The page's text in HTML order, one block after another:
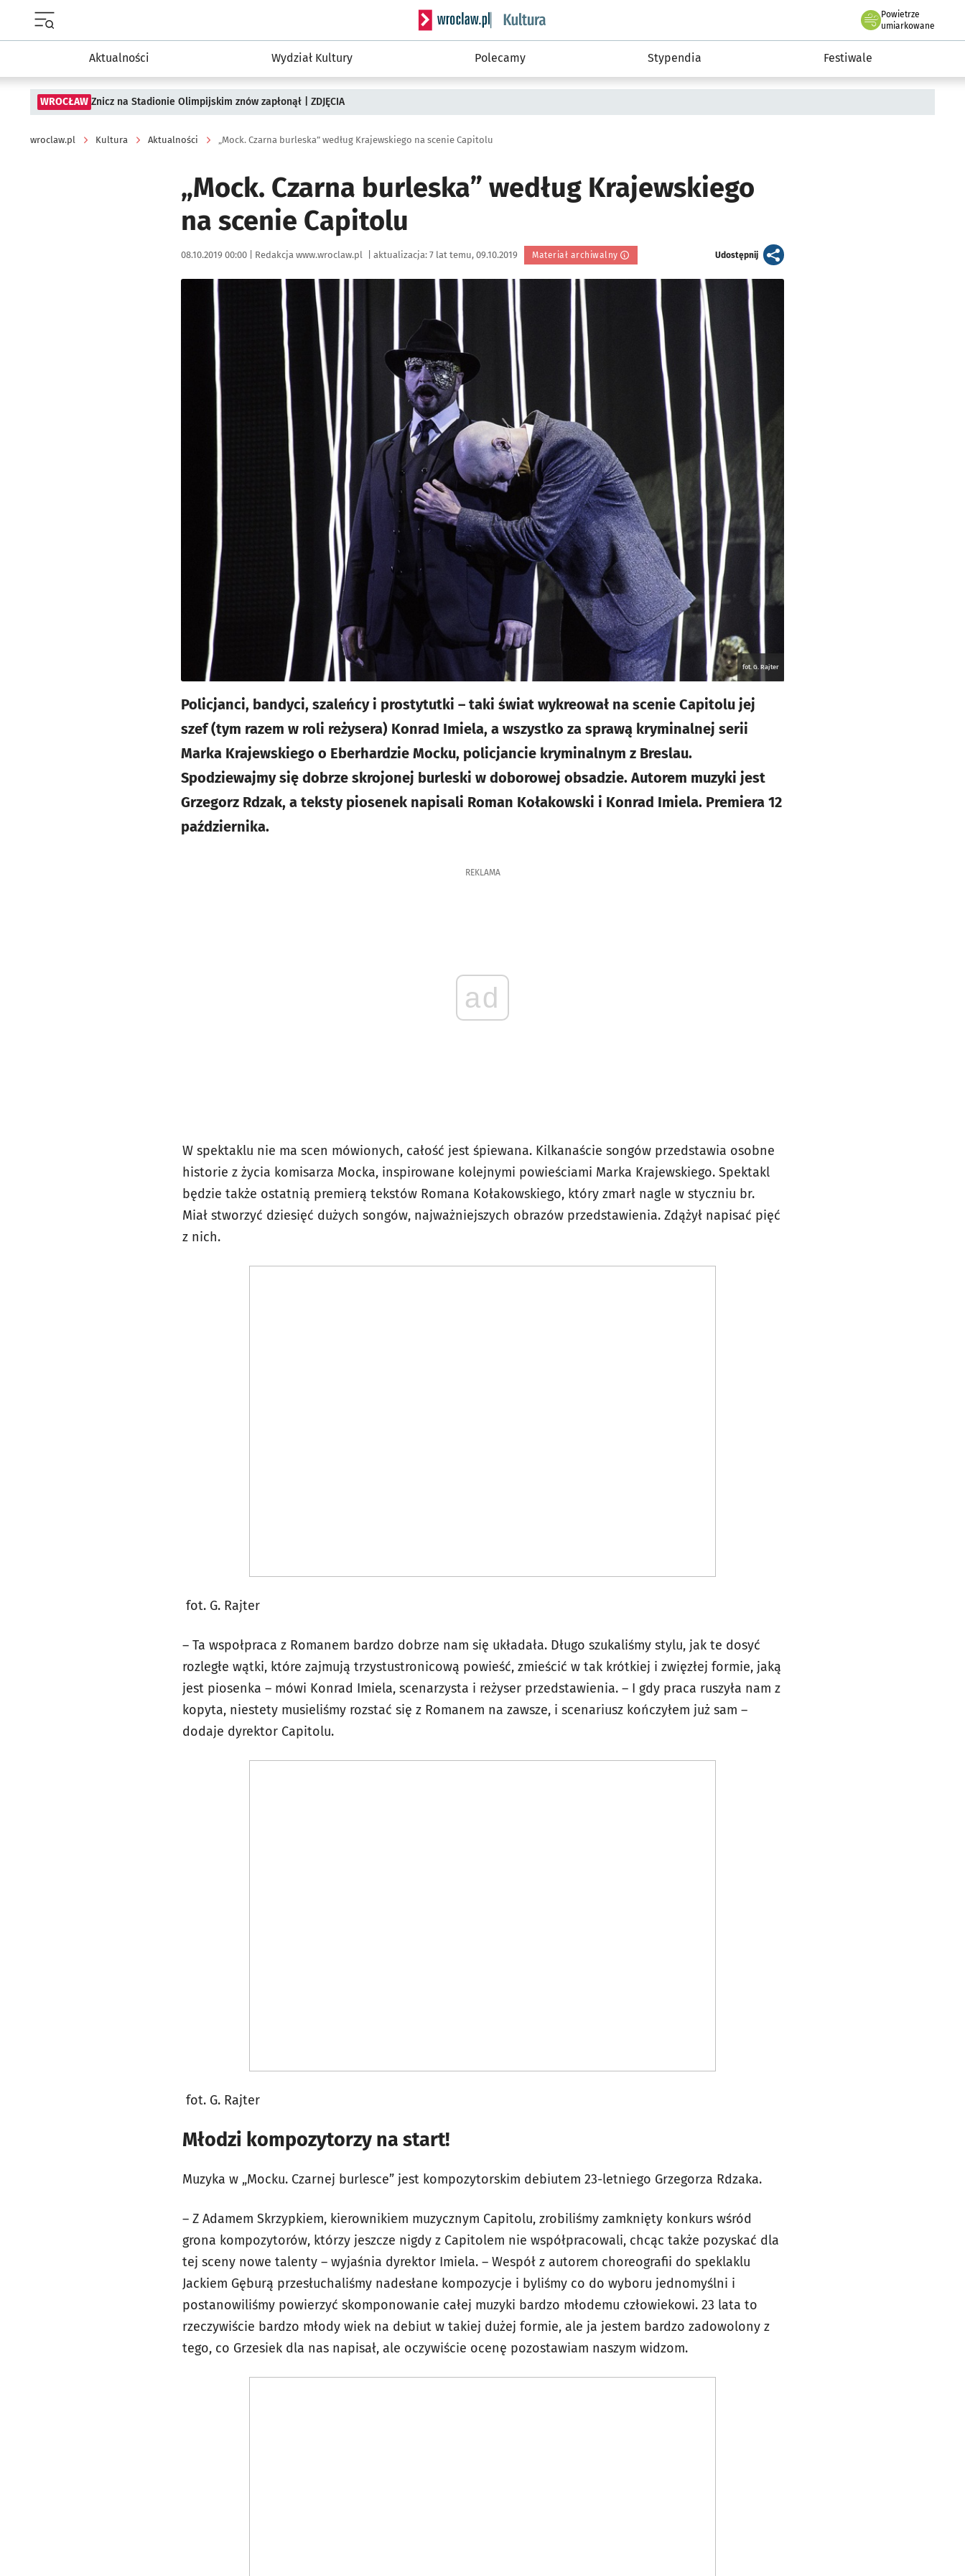
Serwis informacyjny wroclaw.pl podserwis: Kultura
Powietrze
we Wrocławiu
umiarkowane
Aktualności Wydział Kultury Polecamy Stypendia Festiwale
WROCŁAW Znicz na Stadionie Olimpijskim znów zapłonął | ZDJĘCIA
wroclaw.pl Kultura Aktualności „Mock. Czarna burleska” według Krajewskiego na scenie Capitolu
„Mock. Czarna burleska” według Krajewskiego
na scenie Capitolu
Data publikacji:
08.10.2019 00:00 | Autor:
Redakcja www.wroclaw.pl aktualizacja: 7 lat temu, 09.10.2019 Materiał archiwalny Udostępnijartykuł
Kliknij, aby powiększyć
fot. G. Rajter
Policjanci, bandyci, szaleńcy i prostytutki – taki świat wykreował na scenie Capitolu jej
szef (tym razem w roli reżysera) Konrad Imiela, a wszystko za sprawą kryminalnej serii
Marka Krajewskiego o Eberhardzie Mocku, policjancie kryminalnym z Breslau.
Spodziewajmy się dobrze skrojonej burleski w doborowej obsadzie. Autorem muzyki jest
Grzegorz Rdzak, a teksty piosenek napisali Roman Kołakowski i Konrad Imiela. Premiera 12
października.
REKLAMA
ad
W spektaklu nie ma scen mówionych, całość jest śpiewana. Kilkanaście songów przedstawia osobne
historie z życia komisarza Mocka, inspirowane kolejnymi powieściami Marka Krajewskiego. Spektakl
będzie także ostatnią premierą tekstów Romana Kołakowskiego, który zmarł nagle w styczniu br.
Miał stworzyć dziesięć dużych songów, najważniejszych obrazów przedstawienia. Zdążył napisać pięć
z nich.
fot. G. Rajter
– Ta wspołpraca z Romanem bardzo dobrze nam się układała. Długo szukaliśmy stylu, jak te dosyć
rozległe wątki, które zajmują trzystustronicową powieść, zmieścić w tak krótkiej i zwięzłej formie, jaką
jest piosenka – mówi Konrad Imiela, scenarzysta i reżyser przedstawienia. – I gdy praca ruszyła nam z
kopyta, niestety musieliśmy rozstać się z Romanem na zawsze, i scenariusz kończyłem już sam –
dodaje dyrektor Capitolu.
fot. G. Rajter
Młodzi kompozytorzy na start!
Muzyka w „Mocku. Czarnej burlesce” jest kompozytorskim debiutem 23-letniego Grzegorza Rdzaka.
– Z Adamem Skrzypkiem, kierownikiem muzycznym Capitolu, zrobiliśmy zamknięty konkurs wśród
grona kompozytorów, którzy jeszcze nigdy z Capitolem nie współpracowali, chcąc także pozyskać dla
tej sceny nowe talenty – wyjaśnia dyrektor Imiela. – Wespół z autorem choreografii do speklaklu
Jackiem Gęburą przesłuchaliśmy nadesłane kompozycje i byliśmy co do wyboru jednomyślni i
postanowiliśmy powierzyć skomponowanie całej muzyki bardzo młodemu człowiekowi. 23 lata to
rzeczywiście bardzo młody wiek na debiut w takiej dużej formie, ale ja jestem bardzo zadowolony z
tego, co Grzesiek dla nas napisał, ale oczywiście ocenę pozostawiam naszym widzom.